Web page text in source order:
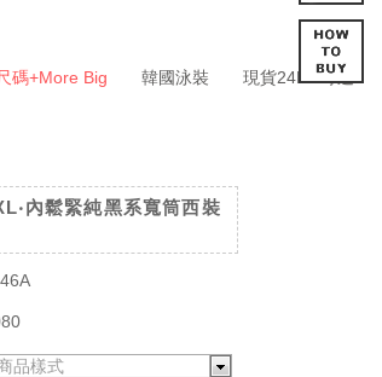
碼+More Big 韓國泳裝 現貨24HR寄送
內鬆緊純黑系寬筒西裝
品樣式